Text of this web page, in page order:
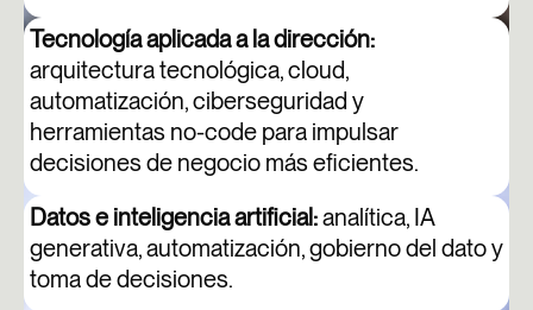
Tecnología aplicada a la dirección:
arquitectura tecnológica, cloud,
automatización, ciberseguridad y
herramientas no-code para impulsar
decisiones de negocio más eficientes.
Datos e inteligencia artificial:analítica, IA
generativa, automatización, gobierno del dato y
toma de decisiones.